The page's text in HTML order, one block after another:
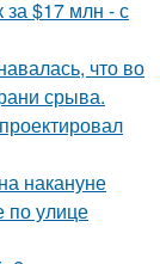
за $17 млн - с
что во
срыва.
накануне
по улице